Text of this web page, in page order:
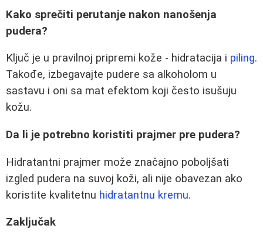
Kako sprečiti perutanje nakon nanošenja
pudera?
Ključ je u pravilnoj pripremi kože - hidratacija i piling.
Takođe, izbegavajte pudere sa alkoholom u
sastavu i oni sa mat efektom koji često isušuju
kožu.
Da li je potrebno koristiti prajmer pre pudera?
Hidratantni prajmer može značajno poboljšati
izgled pudera na suvoj koži, ali nije obavezan ako
koristite kvalitetnu hidratantnu kremu.
Zaključak